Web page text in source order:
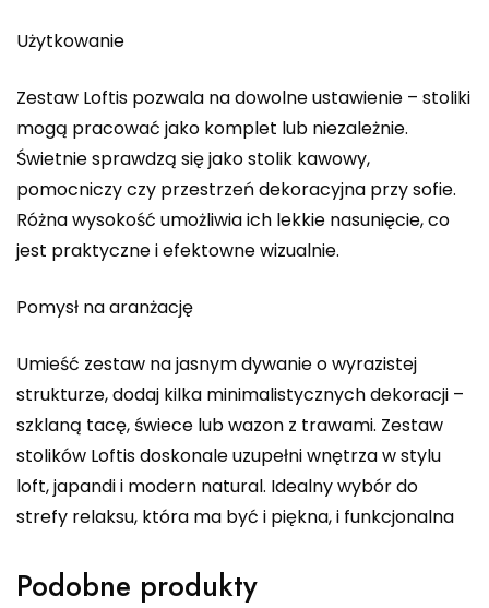
Użytkowanie
Zestaw Loftis pozwala na dowolne ustawienie – stoliki
mogą pracować jako komplet lub niezależnie.
Świetnie sprawdzą się jako stolik kawowy,
pomocniczy czy przestrzeń dekoracyjna przy sofie.
Różna wysokość umożliwia ich lekkie nasunięcie, co
jest praktyczne i efektowne wizualnie.
Pomysł na aranżację
Umieść zestaw na jasnym dywanie o wyrazistej
strukturze, dodaj kilka minimalistycznych dekoracji –
szklaną tacę, świece lub wazon z trawami. Zestaw
stolików Loftis doskonale uzupełni wnętrza w stylu
loft, japandi i modern natural. Idealny wybór do
strefy relaksu, która ma być i piękna, i funkcjonalna
Podobne produkty